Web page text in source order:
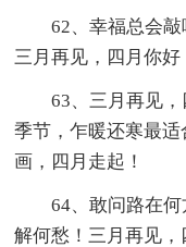
62、幸福总会敲
三月再见，四月你好
63、三月再见，
季节，乍暖还寒最
画，四月走起！
64、敢问路在何
解何愁！三月再见，